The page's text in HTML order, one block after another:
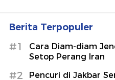
Berita Terpopuler
#1
Cara Diam-diam
Setop Perang Iran
#2
Pencuri di Jakbar